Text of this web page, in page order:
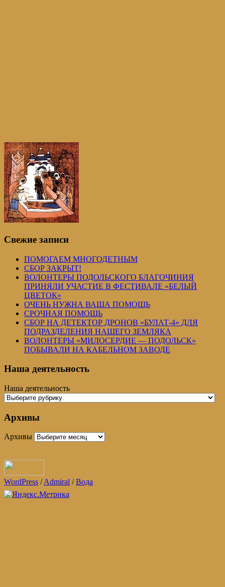
Свежие записи
ПОМОГАЕМ МНОГОДЕТНЫМ
СБОР ЗАКРЫТ!
ВОЛОНТЕРЫ ПОДОЛЬСКОГО БЛАГОЧИНИЯ
ПРИНЯЛИ УЧАСТИЕ В ФЕСТИВАЛЕ «БЕЛЫЙ
ЦВЕТОК»
ОЧЕНЬ НУЖНА ВАША ПОМОЩЬ
СРОЧНАЯ ПОМОЩЬ
СБОР НА ДЕТЕКТОР ДРОНОВ «БУЛАТ-4» ДЛЯ
ПОДРАЗДЕЛЕНИЯ НАШЕГО ЗЕМЛЯКА
ВОЛОНТЕРЫ «МИЛОСЕРДИЕ — ПОДОЛЬСК»
ПОБЫВАЛИ НА КАБЕЛЬНОМ ЗАВОДЕ
Наша деятельность
Наша деятельность
Архивы
Архивы
WordPress /Admiral /Вода